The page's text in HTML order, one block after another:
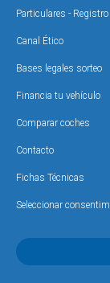
Particulares - Registro
Canal Ético
Bases legales sorteo
Financia tu vehículo
Comparar coches
Contacto
Fichas Técnicas
Seleccionar